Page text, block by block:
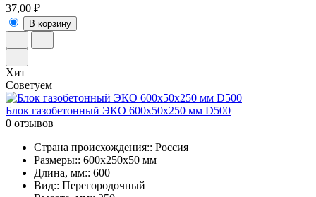
37,00 ₽
В корзину
Хит
Советуем
Блок газобетонный ЭКО 600x50x250 мм D500
0 отзывов
Страна происхождения:: Россия
Размеры:: 600x250x50 мм
Длина, мм:: 600
Вид:: Перегородочный